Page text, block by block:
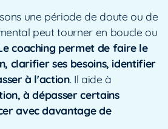
une période de doute ou de
peut tourner en boucle ou
coaching permet de faire le
clarifier ses besoins, identifier
à l'action. Il aide à
à dépasser certains
avec davantage de